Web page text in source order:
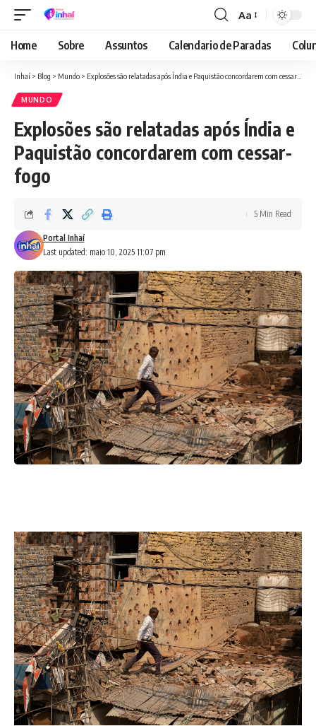
Font
Resizer
Aa
Home Sobre Assuntos Calendario de Paradas
Inhaí > Blog > Mundo > Explosões são relatadas após Índia e Paquistão concordarem com cessar-fogo
MUNDO
Explosões são relatadas após Índia e
Paquistão concordarem com cessar-
fogo
Last updated: maio 10, 2025 11:07 pm
Portal Inhaí
5 Min Read